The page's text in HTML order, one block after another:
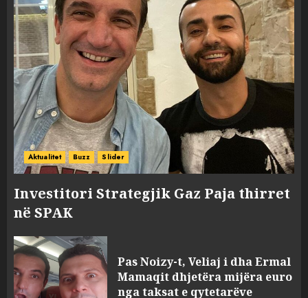
Aktualitet Buzz Slider
Investitori Strategjik Gaz Paja thirret
në SPAK
Pas Noizy-t, Veliaj i dha Ermal
Mamaqit dhjetëra mijëra euro
nga taksat e qytetarëve